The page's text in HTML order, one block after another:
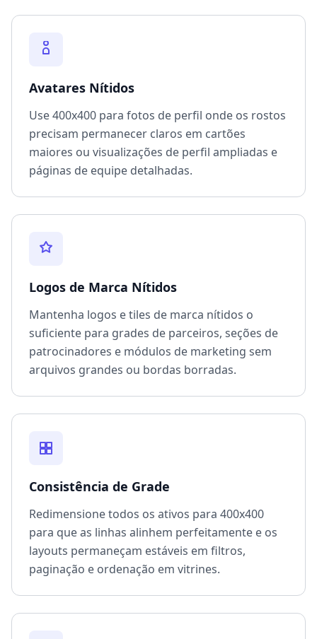
Avatares Nítidos
Use 400x400 para fotos de perfil onde os rostos
precisam permanecer claros em cartões
maiores ou visualizações de perfil ampliadas e
páginas de equipe detalhadas.
Logos de Marca Nítidos
Mantenha logos e tiles de marca nítidos o
suficiente para grades de parceiros, seções de
patrocinadores e módulos de marketing sem
arquivos grandes ou bordas borradas.
Consistência de Grade
Redimensione todos os ativos para 400x400
para que as linhas alinhem perfeitamente e os
layouts permaneçam estáveis em filtros,
paginação e ordenação em vitrines.